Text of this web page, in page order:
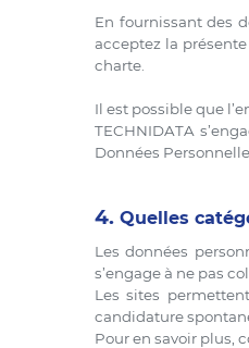
En fournissant des
acceptez la
charte.
Il est possible que
TECHNIDATA
Données
4. Quelles
Les données
s’engage à ne pas
Les sites
candidature
Pour en savoir plus,